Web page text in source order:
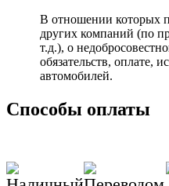
В отношении которых
других компаний (по
т.д.), о
обязательств, оплате,
автомобилей.
Способы оплаты